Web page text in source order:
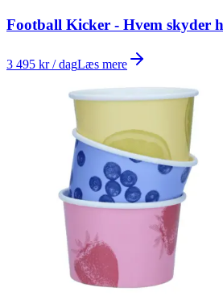
Football Kicker - Hvem skyder
3 495 kr / dagLæs mere